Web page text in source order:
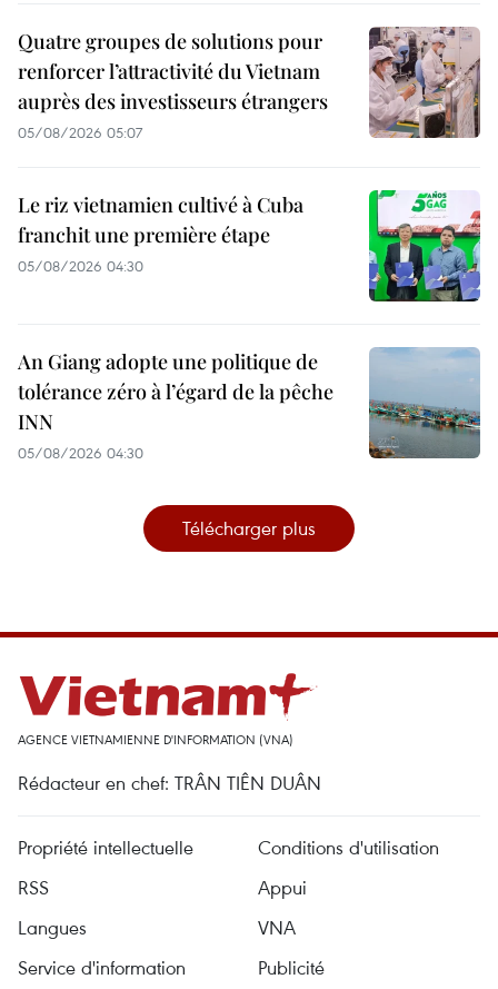
Quatre groupes de solutions pour
renforcer l’attractivité du Vietnam
auprès des investisseurs étrangers
05/08/2026 05:07
Le riz vietnamien cultivé à Cuba
franchit une première étape
05/08/2026 04:30
An Giang adopte une politique de
tolérance zéro à l’égard de la pêche
INN
05/08/2026 04:30
Télécharger plus
AGENCE VIETNAMIENNE D'INFORMATION (VNA)
Rédacteur en chef: TRÂN TIÊN DUÂN
Propriété intellectuelle
Conditions d'utilisation
RSS
Appui
Langues
VNA
Service d'information
Publicité